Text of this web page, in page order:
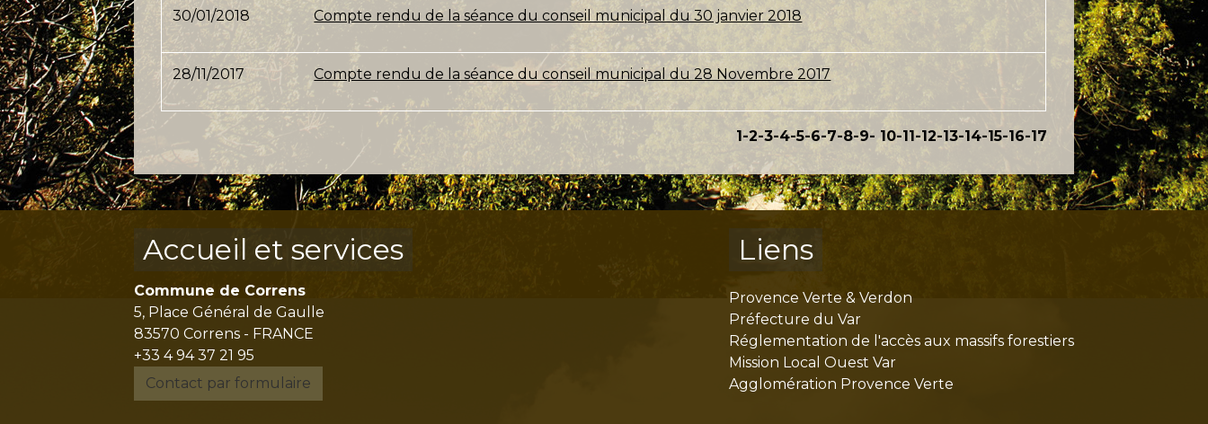
30/01/2018 Compte rendu de la séance du conseil municipal du 30 janvier 2018
28/11/2017 Compte rendu de la séance du conseil municipal du 28 Novembre 2017
1-2-3-4-5-6-7-8-9-10-11-12-13-14-15-16-17
Accueil et services
Commune de Correns
5, Place Général de Gaulle
83570 Correns - FRANCE
+33 4 94 37 21 95
Contact par formulaire
Liens
Provence Verte & Verdon
Préfecture du Var
Réglementation de l'accès aux massifs forestiers
Mission Local Ouest Var
Agglomération Provence Verte